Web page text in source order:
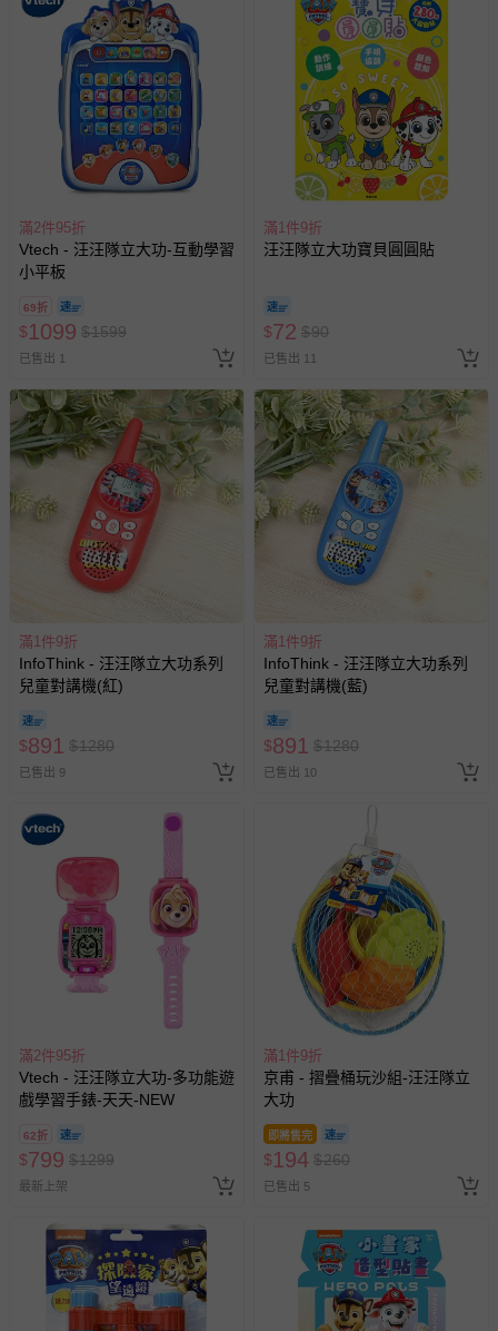
滿2件95折
Vtech - 汪汪隊立大功-互動學習
小平板
69折
$1099 $1599
已售出 1
滿1件9折
汪汪隊立大功寶貝圓圓貼
$72 $90
已售出 11
滿1件9折
InfoThink - 汪汪隊立大功系列
兒童對講機(紅)
$891 $1280
已售出 9
滿1件9折
InfoThink - 汪汪隊立大功系列
兒童對講機(藍)
$891 $1280
已售出 10
滿2件95折
Vtech - 汪汪隊立大功-多功能遊
戲學習手錶-天天-NEW
62折
$799 $1299
最新上架
滿1件9折
京甫 - 摺疊桶玩沙組-汪汪隊立
大功
即將售完
$194 $260
已售出 5